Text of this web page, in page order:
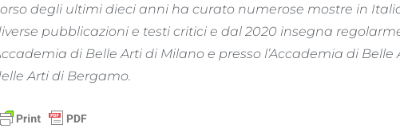
degli ultimi dieci anni ha curato numerose mostre in
pubblicazioni e testi critici e dal 2020 insegna
di Belle Arti di Milano e presso l’Accademia di Belle
Arti di Bergamo.